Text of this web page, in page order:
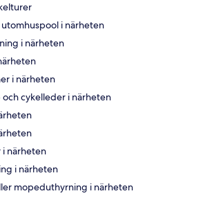
i närheten
i närheten
i närheten
cykelleder i närheten
i närheten
i närheten
mopeduthyrning i närheten